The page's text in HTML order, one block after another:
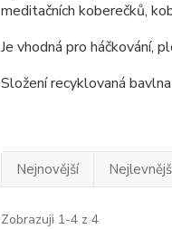
meditačních koberečků,
Je vhodná pro háčkování,
Složení recyklovaná
Nejnovější
Zobrazuji 1-4 z 4